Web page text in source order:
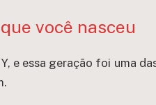
você nasceu
e essa geração foi uma